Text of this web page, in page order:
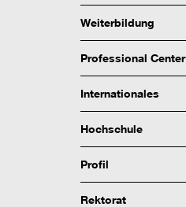
Weiterbildung
Professional Center
Internationales
Hochschule
Profil
Rektorat